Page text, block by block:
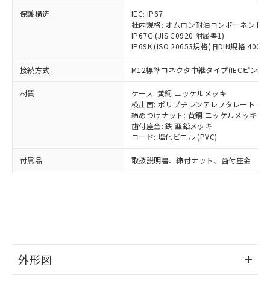
保護構造
IEC: IP67
社内規格: オムロン耐油コンポーネント
IP67G (JIS C0920 附属書1)
IP69K (ISO 20653規格(旧DIN規格
接続方式 M12標準コネクタ中継タイプ(IECピン配
材質
ケース: 黄銅 ニッケルメッキ
検出面: ポリブチレンテレフタレート
締めつけナット: 黄銅 ニッケルメッキ
歯付座金: 鉄 亜鉛メッキ
コード: 塩化ビニル (PVC)
付属品 取扱説明書、締付ナット、歯付座金
外形図
覧された時点での実際の在庫および標
準価格とは異なる場合があることをご
正式な納期状況および標準価格はお客
様のお取引先、またはお客様担当のオ
ムロン制御機器販売店・当社販売員に
ご相談ください。
オムロン制御機器販売店や当社販売拠
販売ネットワーク
」をご確認
在庫状況および標準価格結果を当社の
事前の承諾なく第三者に漏洩または開
示しないようお願いします。
マイパーツ機能（部品リスト作成サー
および当社の共同利用者が、当社の製
ミウム(Cd) 100ppm以下、
六価クロム(Cr(Ⅵ)) 1000ppm以下、ポリ臭化ビフェニル
類(PBB) 1000ppm以下、ポリ臭化ジフェニルエーテル類
(PBDE) 1000ppm以下、フタル酸ビス(2-エチルヘキシ
ル) (DEHP)(別名：DOP) 1000ppm以下、フタル酸ブチ
ルベンジル（BBP） 1000ppm以下、フタル酸ジブチル
（DBP） 1000ppm以下、フタル酸ジイソブチル
(DIBP) 1000ppm以下
但し、RoHS指令で産業用監視および制御機器に対する
フタル酸エステル類の４物質については閾値を超える意
図的な使用がないことを確認しています。
部品在庫の切り替え状況などにより、予定
月が前後することがあります。
とができます。
Pb(鉛) :1000ppm、 Hg(水銀) : 1000ppm、 Cd(カドミウ
ム) : 100ppm、
Cr(Ⅵ)(六価クロム) : 1000ppm、 PBBs(ポリ臭化ビフェ
ニル類) : 1000ppm、 PBDEs(ポリ臭化ジフェニルエーテ
DBP(フタル酸ジブチル) : 1000ppm、 DIBP(フタル酸ジ
イソブチル) : 1000ppm、 BBP(フタル酸ブチルベンジ
ル) : 1000ppm、
DEHP(フタル酸ビス(2-エチルヘキシル)) : 1000ppm
※2 環境保護使用期限
「ｅ」：有害物質（10物質）のすべてが基
準値以下であることを示します。
「10」：通常の使用状況下において有害物
質が外部に漏えいし、環境に深刻な影響を
可)を取得するなどの必要な手続きを
当社は規制貨物を破棄する場合は、完
全に破砕するなど、違法に輸出されな
いよう必要な手段を講じます。
当社は貴社製品を、核兵器、ミサイ
ル、化学兵器、生物兵器またはその他
武器並びにこれらの製造装置等に一切
使用いたしません。
当社は、貴社製品を第三者に販売する
場合は、上記1、2および3の内容を当
該第三者に通知します。また当社は、
販売先および販売に係わる関係者が違
法に輸出するおそれがある場合は、取
一定数以上の在庫あり
一定数には満たないが在庫あり
在庫なし(最新の在庫状況につ
いては、お客様のお取引先、ま
たはお客様担当のオムロン制御
機器販売店・当社販売員にご確
認ください)
受注生産機種、また在庫状況の